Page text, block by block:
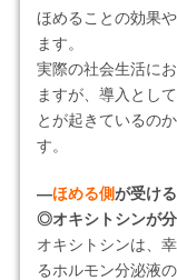
ほめることの効果
ます。
実際の社会生活に
ますが、導入とし
とが起きているの
す。
―ほめる側が受け
◎オキシトシンが
オキシトシンは、
るホルモン分泌液の